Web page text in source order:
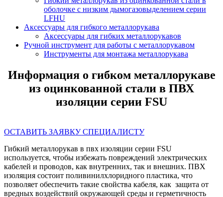
оболочке с низким дымогазовыделением серии
LFHU
Аксессуары для гибкого металлорукава
Аксессуары для гибких металлорукавов
Ручной инструмент для работы с металлорукавом
Инструменты для монтажа металлорукава
Информация о гибком металлорукаве
из оцинкованной стали в ПВХ
изоляции серии FSU
ОСТАВИТЬ ЗАЯВКУ СПЕЦИАЛИСТУ
Гибкий металлорукав в пвх изоляции серии FSU
используется, чтобы избежать повреждений электрических
кабелей и проводов, как внутренних, так и внешних. ПВХ
изоляция состоит поливинилхлоридного пластика, что
позволяет обеспечить такие свойства кабеля, как защита от
вредных воздействий окружающей среды и герметичность